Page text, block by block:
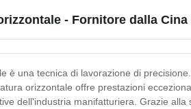
- Fornitore dalla Cina
è una tecnica di lavorazione di
orizzontale offre prestazioni
dell'industria manifatturiera. Grazie